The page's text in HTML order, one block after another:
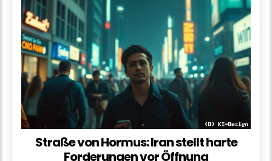
Straße von Hormus: Iran stellt harte
Forderungen vor Öffnung